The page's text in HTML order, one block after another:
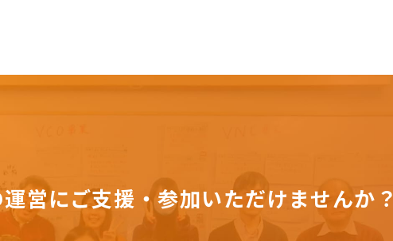
運営にご支援・参加いただけませんか？